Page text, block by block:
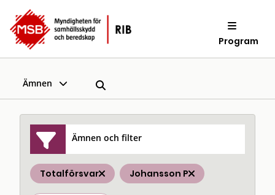
Program
Ämnen
Ämnen och filter
Totalförsvar Johansson P